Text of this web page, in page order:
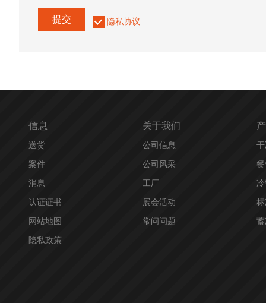
提交 隐私协议
信息
送货
案件
消息
认证证书
网站地图
隐私政策
关于我们
公司信息
公司风采
工厂
展会活动
常问问题